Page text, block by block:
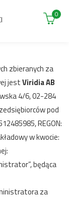
0
zbieranych za
jestViridia AB
4/6, 02-284
pod
REGON:
w kwocie:
będąca
za